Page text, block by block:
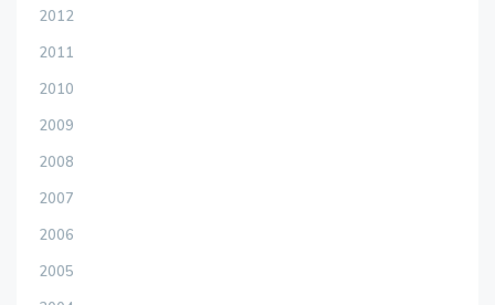
2012
2011
2010
2009
2008
2007
2006
2005